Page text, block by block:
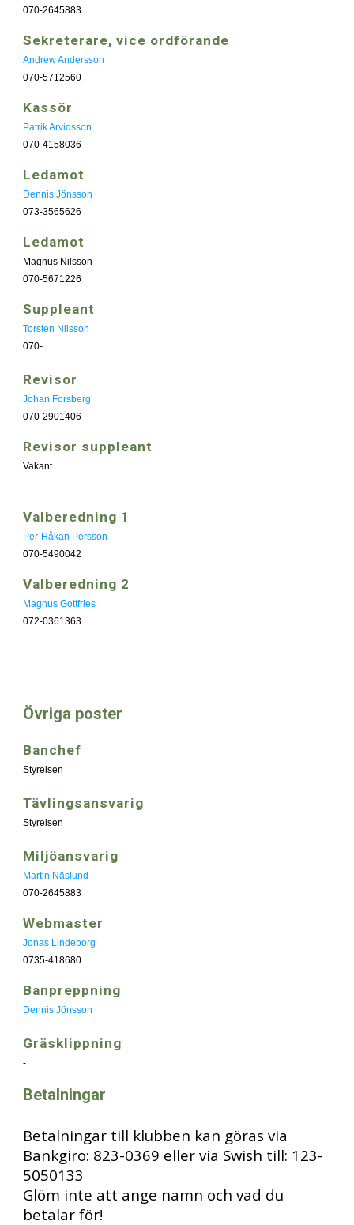
070-2645883
Sekreterare, vice ordförande
Andrew Andersson
070-5712560
Kassör
Patrik Arvidsson
070-4158036
Ledamot
Dennis Jönsson
073-3565626
Ledamot
Magnus Nilsson
070-5671226
Suppleant
Torsten Nilsson
070-
Revisor
Johan Forsberg
070-2901406
Revisor suppleant
Vakant
Valberedning 1
Per-Håkan Persson
070-5490042
Valberedning 2
Magnus Gottfries
072-0361363
Övriga poster
Banchef
Styrelsen
Tävlingsansvarig
Styrelsen
Miljöansvarig
Martin Näslund
070-2645883
Webmaster
Jonas Lindeborg
0735-418680
Banpreppning
Dennis Jönsson
Gräsklippning
-
Betalningar
Betalningar till klubben kan göras via
Bankgiro: 823-0369 eller via Swish till: 123-
5050133
Glöm inte att ange namn och vad du
betalar för!